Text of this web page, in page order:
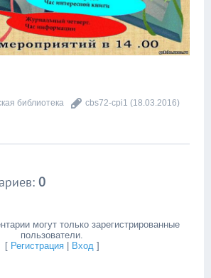
библиотека cbs72-cpi1 (18.03.2016)
: 0
могут только зарегистрированные
пользователи.
[ Регистрация| Вход]